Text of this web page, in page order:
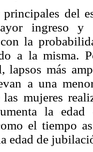
del
ingreso y
la
a la misma.
lapsos más
a una
las mujeres
la
el tiempo
edad de